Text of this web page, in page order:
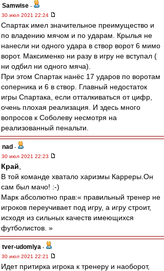
Samwise -
30 июл 2021 22:24
Спартак имел значительное преимущество и
по владению мячом и по ударам. Крылья не
нанесли ни одного удара в створ ворот 6 мимо
ворот. Максименко ни разу в игру не вступал (
ни одбил ни одного мяча).
При этом Спартак нанёс 17 ударов по воротам
соперника и 6 в створ. Главный недостаток
игры Спартака, если отталкиваться от цифр,
очень плохая реализация. И здесь много
вопросов к Соболеву несмотря на
реализованный пенальти.
nad -
30 июл 2021 22:23
Край
В той команде хватало харизмы Карреры.Он
сам был мачо! :-)
Марк абсолютно прав:« правильный тренер не
игроков переучивает под игру, а игру строит,
исходя из сильных качеств имеющихся
футболистов. »
tver-udomlya -
30 июл 2021 22:21
Идет притирка игрока к тренеру и наоборот,